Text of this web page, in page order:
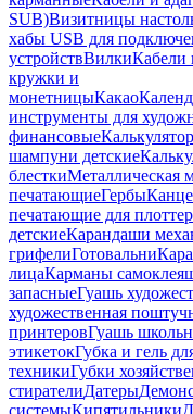
SUB)Визитницы
хабы USB для
устройствВилкиКабели
кружки и
монетницыКакао
инструменты для
финансовые
шампуни детские
блесткиМеталлическая
печатающиеГербы
печатающие для
детскиеКарандаши
грифелиГотовальни
лицаКарманы
запасныеГуашь
художественная
принтеровГуашь
этикетокГубка и гель
техникиГубки
стирателиДатеры
системыКипятильники